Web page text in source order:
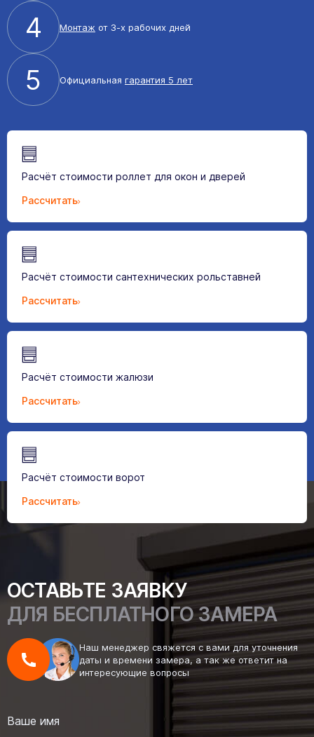
4 Монтаж от 3-х рабочих дней
5 Официальная гарантия 5 лет
Расчёт стоимости роллет для окон и дверей
Рассчитать
Расчёт стоимости сантехнических рольставней
Рассчитать
Расчёт стоимости жалюзи
Рассчитать
Расчёт стоимости ворот
Рассчитать
ОСТАВЬТЕ ЗАЯВКУ
ДЛЯ БЕСПЛАТНОГО ЗАМЕРА
Наш менеджер свяжется с вами для уточнения
даты и времени замера, а так же ответит на
интересующие вопросы